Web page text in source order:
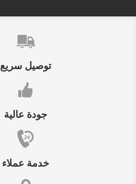
توصيل سريع
جودة عالية
خدمة عملاء